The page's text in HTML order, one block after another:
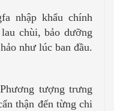
nhập khẩu chính
chùi, bảo dưỡng
như lúc ban đầu.
tượng trưng
thận đến từng chi